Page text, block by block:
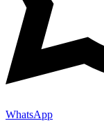
WhatsApp